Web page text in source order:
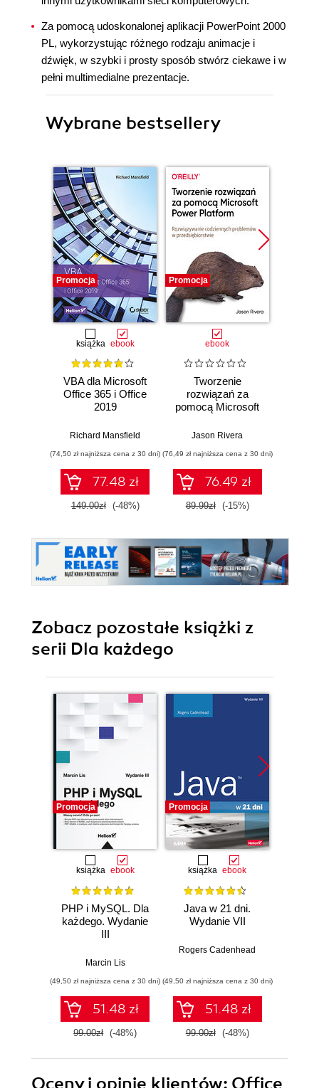
Za pomocą udoskonalonej aplikacji PowerPoint 2000
PL, wykorzystując różnego rodzaju animacje i
dźwięk, w szybki i prosty sposób stwórz ciekawe i w
pełni multimedialne prezentacje.
Wybrane bestsellery
Promocja
książka ebook
VBA dla Microsoft
Office 365 i Office
2019
Richard Mansfield
(74,50 zł najniższa cena z 30 dni)
77.48 zł
149.00zł (-48%)
Promocja
ebook
Tworzenie
rozwiązań za
pomocą Microsoft
Rozwiązywanie
problemów w
przedsiębiorstwie
Jason Rivera
(76,49 zł najniższa cena z 30 dni)
76.49 zł
89.99zł (-15%)
Zobacz pozostałe książki z
serii Dla każdego
Promocja
książka ebook
PHP i MySQL. Dla
każdego. Wydanie
III
Marcin Lis
(49,50 zł najniższa cena z 30 dni)
51.48 zł
99.00zł (-48%)
Promocja
książka ebook
Java w 21 dni.
Wydanie VII
Rogers Cadenhead
(49,50 zł najniższa cena z 30 dni)
51.48 zł
99.00zł (-48%)
Oceny i opinie klientów: Office